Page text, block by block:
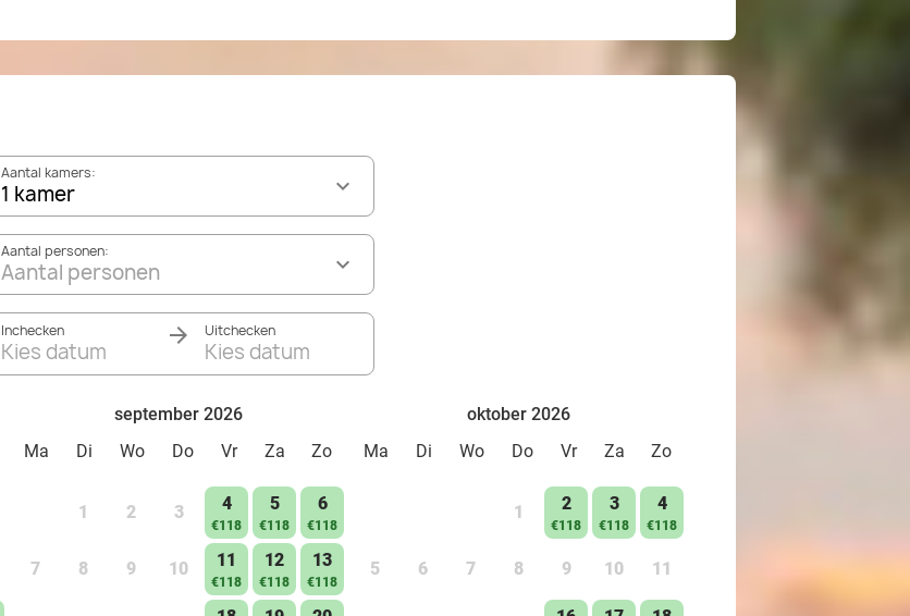
Aantal kamers:
1 kamer
Aantal personen:
Aantal personen
Inchecken
Kies datum
Uitchecken
Kies datum
september 2026
Ma
Di Wo Do Vr Za Zo
1 2 3 4
€118
5
€118
6
€118
7 8 9 10 11
€118
12
€118
13
€118
oktober 2026
Ma
Di Wo Do Vr Za Zo
1 2
€118
3
€118
4
€118
5 6 7 8 9 10 11